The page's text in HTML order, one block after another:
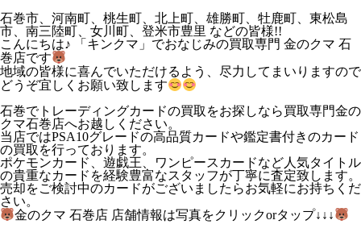
石巻市、河南町、桃生町、北上町、雄勝町、牡鹿町、東松島
市、南三陸町、女川町、登米市豊里 などの皆様!!
こんにちは♪ 「キンクマ」でおなじみの買取専門 金のクマ 石
巻店です
地域の皆様に喜んでいただけるよう、尽力してまいりますので
どうぞ宜しくお願い致します
石巻でトレーディングカードの買取をお探しなら買取専門金の
クマ石巻店へお越しください。
当店ではPSA10グレードの高品質カードや鑑定書付きのカード
の買取を行っております。
ポケモンカード、遊戯王、ワンピースカードなど人気タイトル
の貴重なカードを経験豊富なスタッフが丁寧に査定致します。
売却をご検討中のカードがございましたらお気軽にお持ちくだ
さい。
金のクマ 石巻店 店舗情報は写真をクリックorタップ↓↓↓